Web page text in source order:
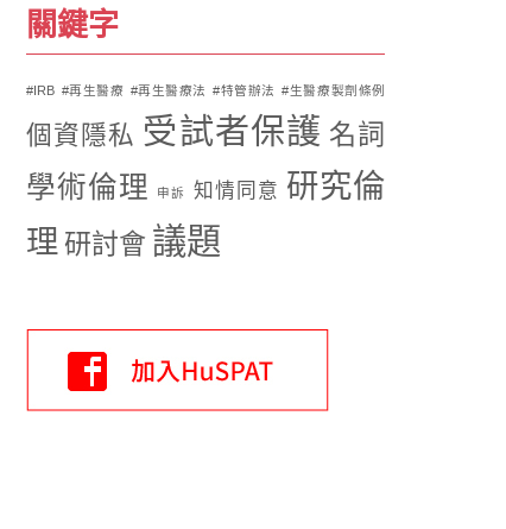
關鍵字
#IRB #再生醫療 #再生醫療法 #特管辦法 #生醫療製劑條例
個資隱私 受試者保護 名詞
學術倫理 申訴 知情同意 研究倫
理 研討會 議題